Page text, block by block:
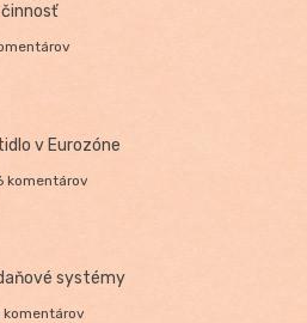
v Eurozóne
komentárov
systémy
komentárov